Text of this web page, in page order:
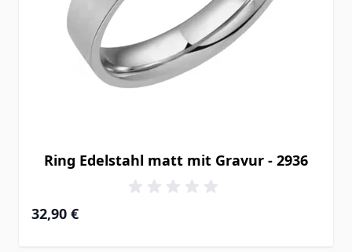
Ring Edelstahl matt mit Gravur - 2936
32,90 €